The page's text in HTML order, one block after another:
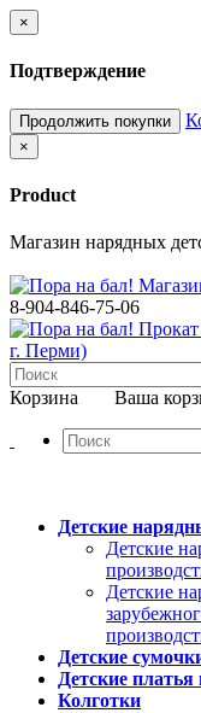
×
Подтверждение
Продолжить покупки
×
Product
Магазин нарядных
8-904-846-75-06
Корзина
Ваша
Детские
Детские
Детские
Детские
Детские
Колготки